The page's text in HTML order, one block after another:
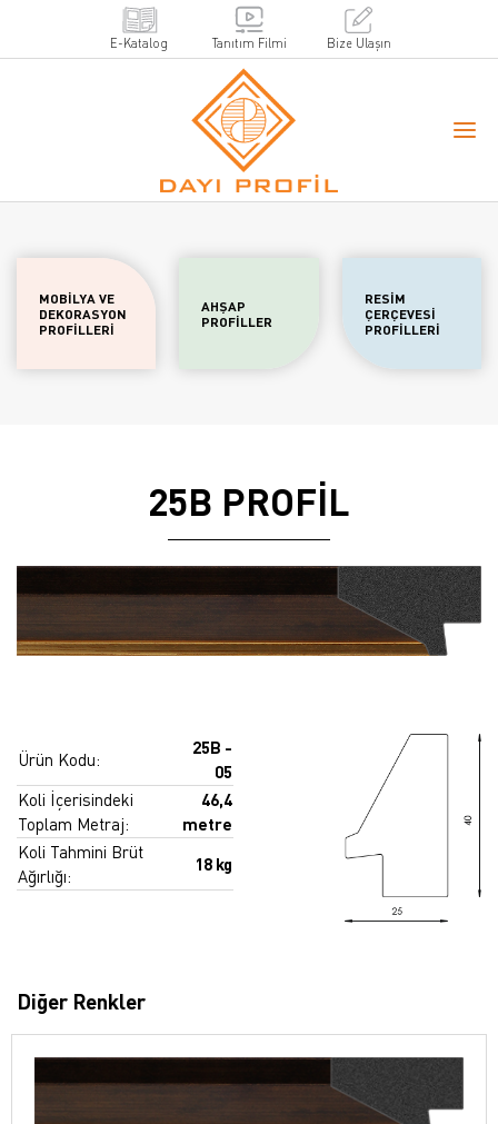
E-Katalog Tanıtım Filmi Bize Ulaşın
MOBİLYA VE
DEKORASYON
PROFİLLERİ
AHŞAP
PROFİLLER
RESİM
ÇERÇEVESİ
PROFİLLERİ
25B PROFİL
Ürün Kodu:
25B -
05
Koli İçerisindeki
Toplam Metraj:
46,4
metre
Koli Tahmini Brüt
Ağırlığı:
18 kg
Diğer Renkler